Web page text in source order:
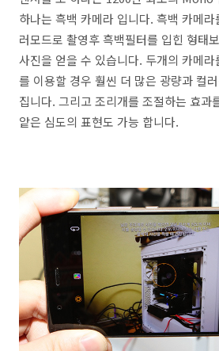
하나는 흑백 카메라 입니다. 흑백 카메
러모드로 촬영후 흑백필터를 입힌 형태
사진을 얻을 수 있습니다. 두개의 카메
를 이용할 경우 훨씬 더 많은 광량과 컬
집니다. 그리고 조리개를 조절하는 효과
앝은 심도의 표현도 가능 합니다.